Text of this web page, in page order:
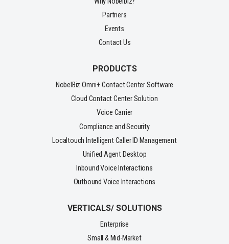
Partners
Events
Contact Us
PRODUCTS
NobelBiz Omni+ Contact Center Software
Cloud Contact Center Solution
Voice Carrier
Compliance and Security
Localtouch Intelligent Caller ID Management
Unified Agent Desktop
Inbound Voice Interactions
Outbound Voice Interactions
VERTICALS/ SOLUTIONS
Enterprise
Small & Mid-Market